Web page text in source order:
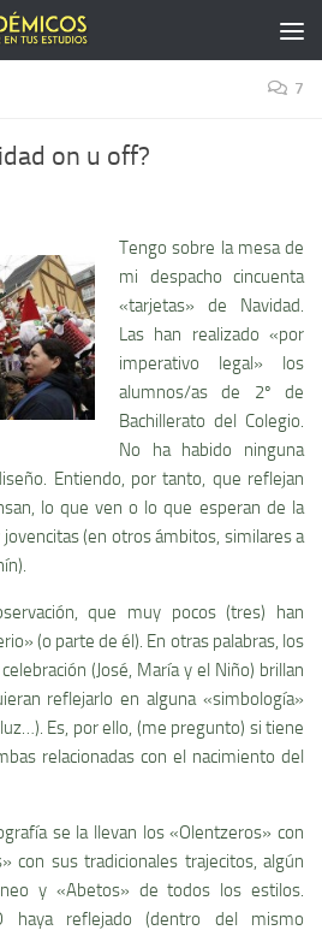
7
on u off?
Tengo sobre la mesa de
mi despacho cincuenta
«tarjetas» de Navidad.
Las han realizado «por
imperativo legal» los
alumnos/as de 2º de
Bachillerato del Colegio.
No ha habido ninguna
Entiendo, por tanto, que reflejan
lo que ven o lo que esperan de la
(en otros ámbitos, similares a
que muy pocos (tres) han
(o parte de él). En otras palabras, los
(José, Marí­a y el Niño) brillan
reflejarlo en alguna «simbologí­a»
Es, por ello, (me pregunto) si tiene
relacionadas con el nacimiento del
se la llevan los «Olentzeros» con
con sus tradicionales trajecitos, algún
y «Abetos» de todos los estilos.
haya reflejado (dentro del mismo